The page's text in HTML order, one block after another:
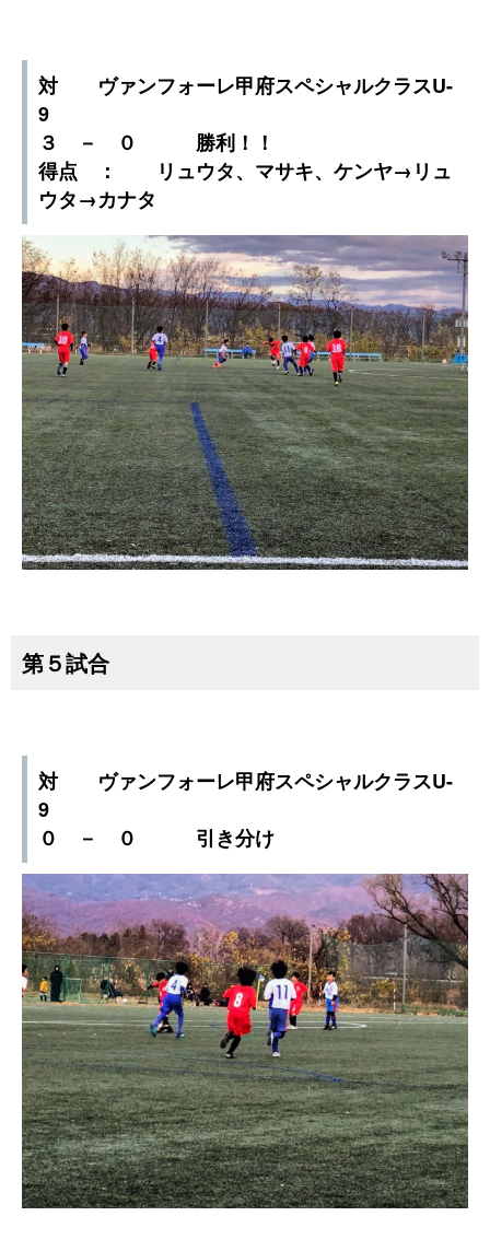
対 ヴァンフォーレ甲府スペシャルクラスU-
9
３ － ０ 勝利！！
得点 ： リュウタ、マサキ、ケンヤ→リュ
ウタ→カナタ
第５試合
対 ヴァンフォーレ甲府スペシャルクラスU-
9
０ － ０ 引き分け